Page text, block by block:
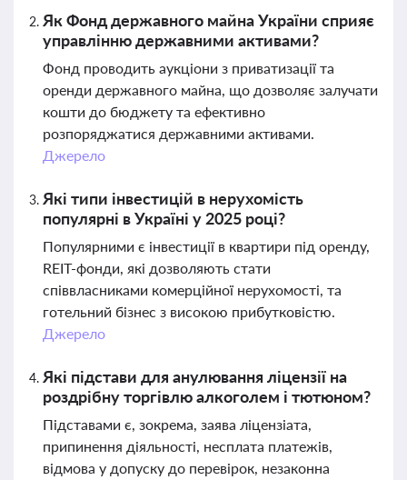
Як Фонд державного майна України сприяє
управлінню державними активами?
Фонд проводить аукціони з приватизації та
оренди державного майна, що дозволяє залучати
кошти до бюджету та ефективно
розпоряджатися державними активами.
Джерело
Які типи інвестицій в нерухомість
популярні в Україні у 2025 році?
Популярними є інвестиції в квартири під оренду,
REIT-фонди, які дозволяють стати
співвласниками комерційної нерухомості, та
готельний бізнес з високою прибутковістю.
Джерело
Які підстави для анулювання ліцензії на
роздрібну торгівлю алкоголем і тютюном?
Підставами є, зокрема, заява ліцензіата,
припинення діяльності, несплата платежів,
відмова у допуску до перевірок, незаконна